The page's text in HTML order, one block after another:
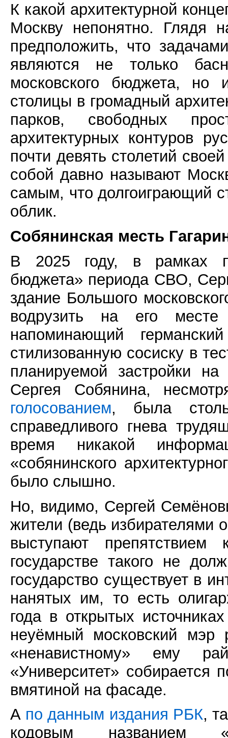
К какой архитектурной
Москву непонятно. Глядя
предположить, что
являются не только
московского бюджета, но
столицы в громадный
парков, свободных
архитектурных контуров
почти девять столетий
собой давно называют
самым, что долгоиграющий
облик.
Собянинская месть
В 2025 году, в рамках
бюджета» периода СВО,
здание Большого
водрузить на его месте
напоминающий
стилизованную сосиску в
планируемой застройки на
Сергея Собянина,
голосованием, была столь
справедливого гнева
время никакой
«собянинского
было слышно.
Но, видимо, Сергей
жители (ведь избирателями
выступают
государстве такого не
государство существует в
нанятых им, то есть
года в открытых
неуёмный московский мэр
«ненавистному» ему
«Университет» собирается
вмятиной на фасаде.
А по данным издания РБК,
кодовым названием